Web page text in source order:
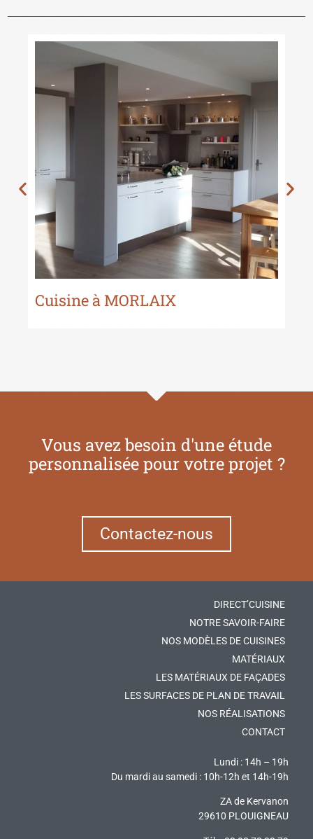
Cuisine à MORLAIX
Vous avez besoin d'une étude
personnalisée pour votre projet ?
Contactez-nous
DIRECT’CUISINE
NOTRE SAVOIR-FAIRE
NOS MODÈLES DE CUISINES
MATÉRIAUX
LES MATÉRIAUX DE FAÇADES
LES SURFACES DE PLAN DE TRAVAIL
NOS RÉALISATIONS
CONTACT
Lundi : 14h – 19h
Du mardi au samedi : 10h-12h et 14h-19h
ZA de Kervanon
29610 PLOUIGNEAU